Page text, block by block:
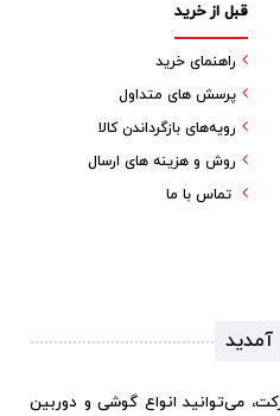
قبل از خرید
راهنمای خرید
پرسش های متداول
رویه‌های بازگرداندن کالا
روش و هزینه های ارسال
تماس با ما
می‌توانید انواع گوشی و دوربین